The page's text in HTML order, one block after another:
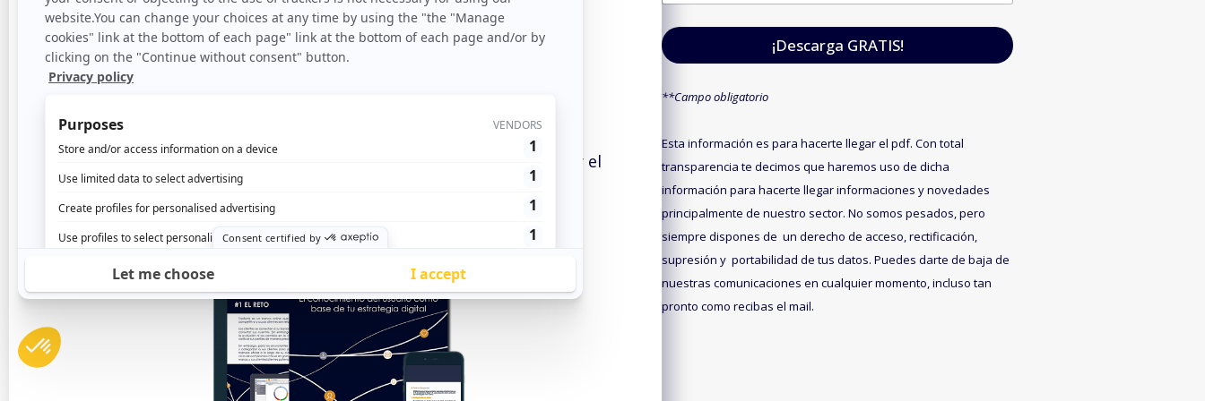
Fidelizar a sus clientes : proponer productos
complementarios a un target concreto o incitar la
compra de productos de una gama superior (cross-
: proponer ofertas antes de un
gran cambio en la vida de sus usuarios para minimizar el
riesgo de que sus clientes se vayan a la competencia.
i
l
i
l
¡Descarga GRATIS!
**Campo obligatorio
Esta información es para hacerte llegar el pdf. Con total
transparencia te decimos que haremos uso de dicha
información para hacerte llegar informaciones y novedades
principalmente de nuestro sector. No somos pesados, pero
siempre dispones de un derecho de acceso, rectificación,
supresión y portabilidad de tus datos. Puedes darte de baja de
nuestras comunicaciones en cualquier momento, incluso tan
pronto como recibas el mail.